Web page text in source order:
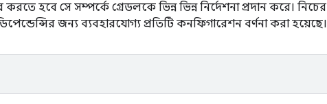
হবে সে সম্পর্কে গ্রেডলকে ভিন্ন ভিন্ন নির্দেশনা প্রদান করে। নিচের
জন্য ব্যবহারযোগ্য প্রতিটি কনফিগারেশন বর্ণনা করা হয়েছে।